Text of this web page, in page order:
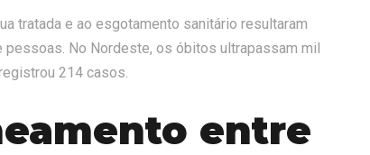
tratada e ao esgotamento sanitário resultaram
No Nordeste, os óbitos ultrapassam mil
214 casos.
entre